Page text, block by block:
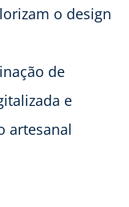
o design
de
e
artesanal